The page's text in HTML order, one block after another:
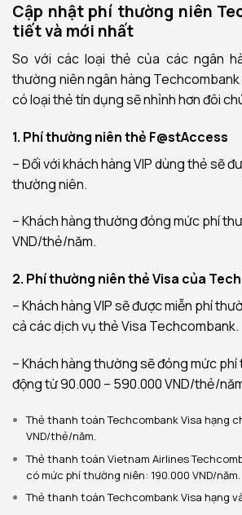
Cập nhật phí thường niên
tiết và mới nhất
So với các loại thẻ của các ngân
thường niên ngân hàng
có loại thẻ tín dụng sẽ nhỉnh hơn đôi
1. Phí thường niên thẻ F@stAccess
– Đối với khách hàng VIP dùng thẻ sẽ
thường niên.
– Khách hàng thường đóng mức phí
VND/thẻ/năm.
2. Phí thường niên thẻ Visa của
– Khách hàng VIP sẽ được miễn phí
cả các dịch vụ thẻ Visa Techcombank.
– Khách hàng thường sẽ đóng mức
động từ 90.000 – 590.000 VND/thẻ/
Thẻ thanh toán Techcombank Visa hạng
VND/thẻ/năm.
Thẻ thanh toán Vietnam Airlines
có mức phí thường niên: 190.000 VND/năm.
Thẻ thanh toán Techcombank Visa hạng